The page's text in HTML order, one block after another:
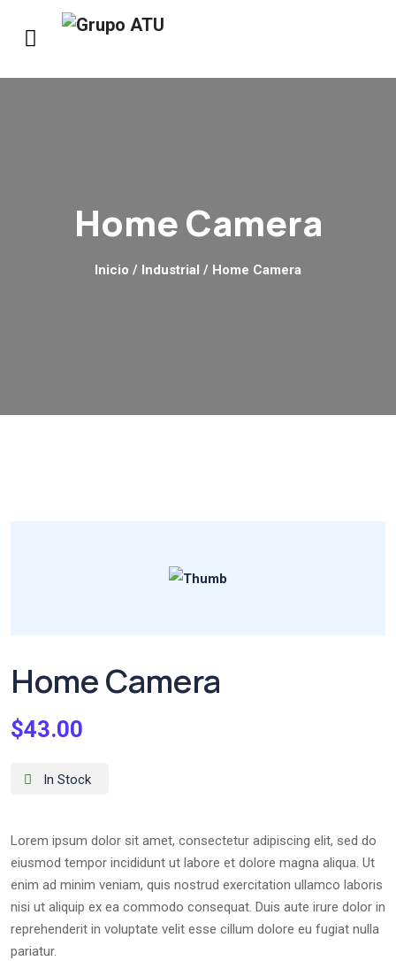
Home Camera
Inicio / Industrial / Home Camera
Home Camera
$43.00
In Stock
Lorem ipsum dolor sit amet, consectetur adipiscing elit, sed do
eiusmod tempor incididunt ut labore et dolore magna aliqua. Ut
enim ad minim veniam, quis nostrud exercitation ullamco laboris
nisi ut aliquip ex ea commodo consequat. Duis aute irure dolor in
reprehenderit in voluptate velit esse cillum dolore eu fugiat nulla
pariatur.